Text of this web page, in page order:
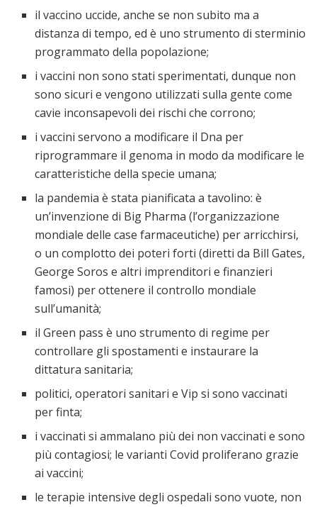
il vaccino uccide, anche se non subito ma a
distanza di tempo, ed è uno strumento di sterminio
programmato della popolazione;
i vaccini non sono stati sperimentati, dunque non
sono sicuri e vengono utilizzati sulla gente come
cavie inconsapevoli dei rischi che corrono;
i vaccini servono a modificare il Dna per
riprogrammare il genoma in modo da modificare le
caratteristiche della specie umana;
la pandemia è stata pianificata a tavolino: è
un’invenzione di Big Pharma (l’organizzazione
mondiale delle case farmaceutiche) per arricchirsi,
o un complotto dei poteri forti (diretti da Bill Gates,
George Soros e altri imprenditori e finanzieri
famosi) per ottenere il controllo mondiale
sull’umanità;
il Green pass è uno strumento di regime per
controllare gli spostamenti e instaurare la
dittatura sanitaria;
politici, operatori sanitari e Vip si sono vaccinati
per finta;
i vaccinati si ammalano più dei non vaccinati e sono
più contagiosi; le varianti Covid proliferano grazie
ai vaccini;
le terapie intensive degli ospedali sono vuote, non